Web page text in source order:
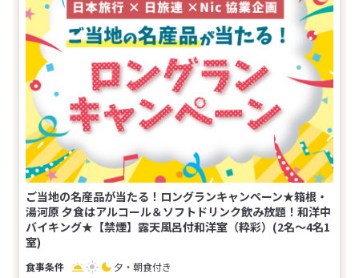
ご当地の名産品が当たる！ロングランキャンペーン★箱根・
湯河原 夕食はアルコール＆ソフトドリンク飲み放題！和洋中
バイキング★【禁煙】露天風呂付和洋室（粋彩）(2名～4名1
室)
夕・朝食付き